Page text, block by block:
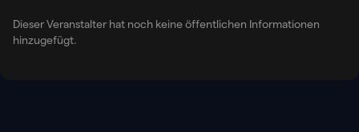
Dieser Veranstalter hat noch keine öffentlichen Informationen
hinzugefügt.